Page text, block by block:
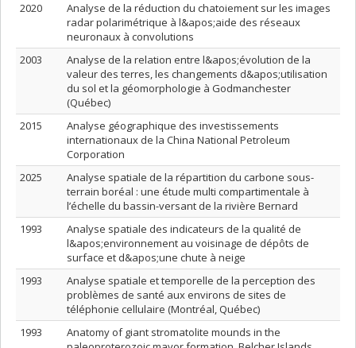
2020
Analyse de la réduction du chatoiement sur les images
radar polarimétrique à l&apos;aide des réseaux
neuronaux à convolutions
2003
Analyse de la relation entre l&apos;évolution de la
valeur des terres, les changements d&apos;utilisation
du sol et la géomorphologie à Godmanchester
(Québec)
2015
Analyse géographique des investissements
internationaux de la China National Petroleum
Corporation
2025
Analyse spatiale de la répartition du carbone sous-
terrain boréal : une étude multi compartimentale à
l’échelle du bassin-versant de la rivière Bernard
1993
Analyse spatiale des indicateurs de la qualité de
l&apos;environnement au voisinage de dépôts de
surface et d&apos;une chute à neige
1993
Analyse spatiale et temporelle de la perception des
problèmes de santé aux environs de sites de
téléphonie cellulaire (Montréal, Québec)
1993
Anatomy of giant stromatolite mounds in the